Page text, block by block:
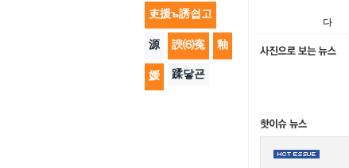
吏援ъ誘쇱고
源 諛⑹寃 釉
媛 蹂닿굔
다